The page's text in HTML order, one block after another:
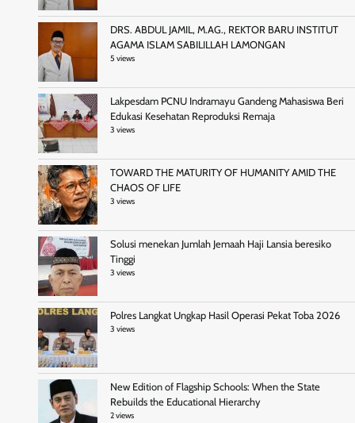
DRS. ABDUL JAMIL, M.AG., REKTOR BARU INSTITUT
AGAMA ISLAM SABILILLAH LAMONGAN
5 views
Lakpesdam PCNU Indramayu Gandeng Mahasiswa Beri
Edukasi Kesehatan Reproduksi Remaja
3 views
TOWARD THE MATURITY OF HUMANITY AMID THE
CHAOS OF LIFE
3 views
Solusi menekan Jumlah Jemaah Haji Lansia beresiko
Tinggi
3 views
Polres Langkat Ungkap Hasil Operasi Pekat Toba 2026
3 views
New Edition of Flagship Schools: When the State
Rebuilds the Educational Hierarchy
2 views